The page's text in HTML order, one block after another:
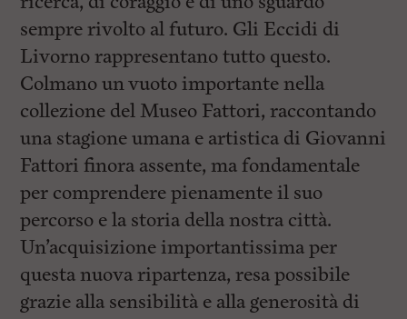
sempre rivolto al futuro. Gli Eccidi di
Livorno rappresentano tutto questo.
Colmano un vuoto importante nella
collezione del Museo Fattori, raccontando
una stagione umana e artistica di Giovanni
Fattori finora assente, ma fondamentale
per comprendere pienamente il suo
percorso e la storia della nostra città.
Un’acquisizione importantissima per
questa nuova ripartenza, resa possibile
grazie alla sensibilità e alla generosità di